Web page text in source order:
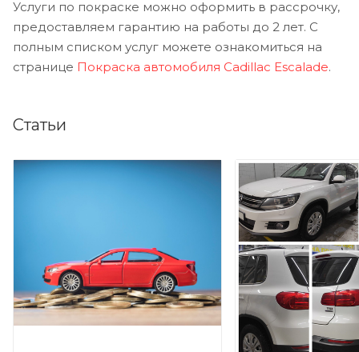
Услуги по покраске можно оформить в рассрочку,
предоставляем гарантию на работы до 2 лет. С
полным списком услуг можете ознакомиться на
странице Покраска автомобиля Cadillac Escalade.
Статьи